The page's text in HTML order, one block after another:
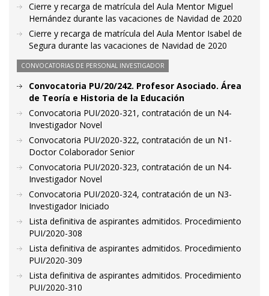
Cierre y recarga de matrícula del Aula Mentor Miguel
Hernández durante las vacaciones de Navidad de 2020
Cierre y recarga de matrícula del Aula Mentor Isabel de
Segura durante las vacaciones de Navidad de 2020
CONVOCATORIAS DE PERSONAL INVESTIGADOR
Convocatoria PU/20/242. Profesor Asociado. Área
de Teoría e Historia de la Educación
Convocatoria PUI/2020-321, contratación de un N4-
Investigador Novel
Convocatoria PUI/2020-322, contratación de un N1-
Doctor Colaborador Senior
Convocatoria PUI/2020-323, contratación de un N4-
Investigador Novel
Convocatoria PUI/2020-324, contratación de un N3-
Investigador Iniciado
Lista definitiva de aspirantes admitidos. Procedimiento
PUI/2020-308
Lista definitiva de aspirantes admitidos. Procedimiento
PUI/2020-309
Lista definitiva de aspirantes admitidos. Procedimiento
PUI/2020-310